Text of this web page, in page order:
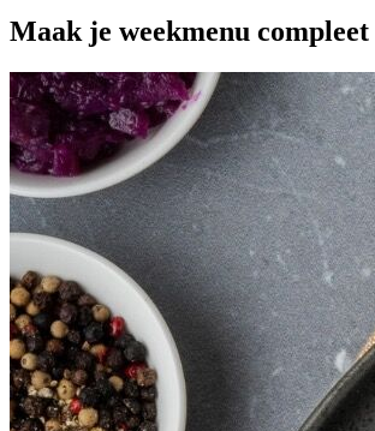
Maak je weekmenu compleet